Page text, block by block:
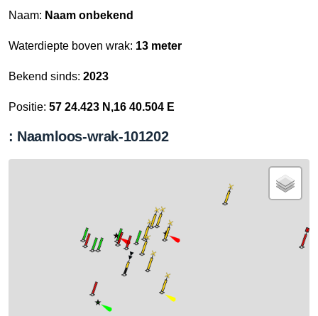
Naam: Naam onbekend
Waterdiepte boven wrak: 13 meter
Bekend sinds: 2023
Positie: 57 24.423 N,16 40.504 E
: Naamloos-wrak-101202